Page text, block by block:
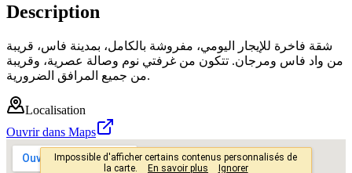
Description
شقة فاخرة للإيجار اليومي، مفروشة بالكامل، بمدينة فاس، قريبة
من واد فاس ومرجان. تتكون من غرفتي نوم وصالة عصرية، وقريبة
من جميع المرافق الضرورية.
Localisation
Ouvrir dans Maps